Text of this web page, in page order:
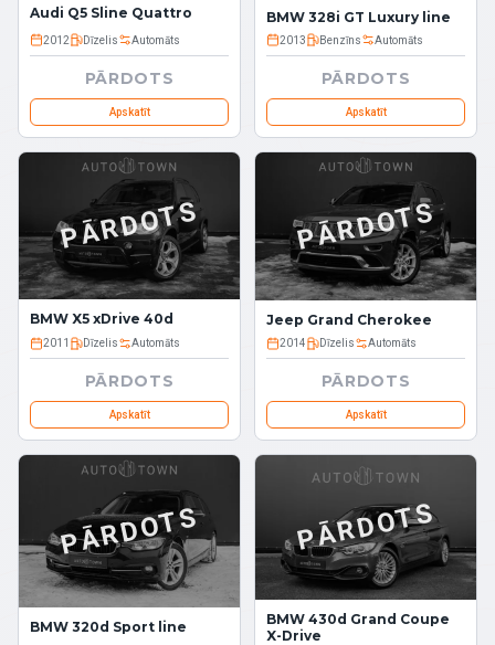
Audi Q5 Sline Quattro
2012 Dīzelis Automāts
PĀRDOTS
Apskatīt
BMW 328i GT Luxury line
2013 Benzīns Automāts
PĀRDOTS
Apskatīt
PĀRDOTS
BMW X5 xDrive 40d
2011 Dīzelis Automāts
PĀRDOTS
Apskatīt
PĀRDOTS
Jeep Grand Cherokee
2014 Dīzelis Automāts
PĀRDOTS
Apskatīt
PĀRDOTS
BMW 320d Sport line
PĀRDOTS
BMW 430d Grand Coupe
X-Drive